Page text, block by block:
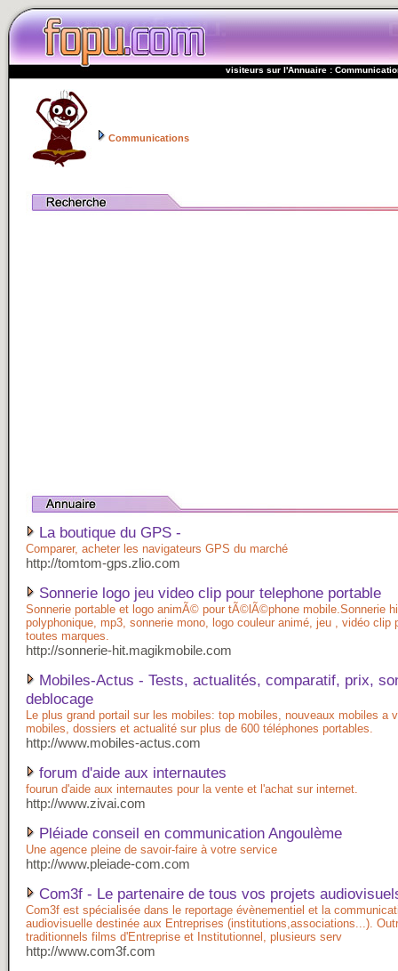
visiteurs sur l'Annuaire :
Communications
La boutique du GPS -
Comparer, acheter les navigateurs GPS du marché
http://tomtom-gps.zlio.com
Sonnerie logo jeu video clip pour telephone portable
Sonnerie portable et logo animÃ© pour tÃ©lÃ©phone mobile.Sonnerie
polyphonique, mp3, sonnerie mono, logo couleur animé, jeu , vidéo clip
toutes marques.
http://sonnerie-hit.magikmobile.com
Mobiles-Actus - Tests, actualités, comparatif, prix,
deblocage
Le plus grand portail sur les mobiles: top mobiles, nouveaux mobiles a
mobiles, dossiers et actualité sur plus de 600 téléphones portables.
http://www.mobiles-actus.com
forum d'aide aux internautes
fourun d'aide aux internautes pour la vente et l'achat sur internet.
http://www.zivai.com
Pléiade conseil en communication Angoulème
Une agence pleine de savoir-faire à votre service
http://www.pleiade-com.com
Com3f - Le partenaire de tous vos projets
Com3f est spécialisée dans le reportage évènementiel et la
audiovisuelle destinée aux Entreprises (institutions,associations...).
traditionnels films d'Entreprise et Institutionnel, plusieurs serv
http://www.com3f.com